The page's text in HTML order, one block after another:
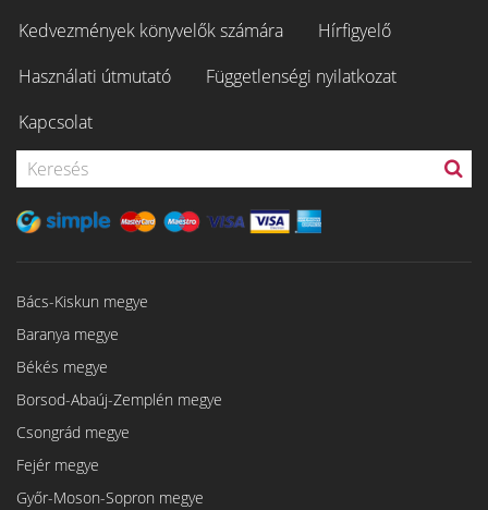
Kedvezmények könyvelők számára
Hírfigyelő
Használati útmutató
Függetlenségi nyilatkozat
Kapcsolat
Bács-Kiskun megye
Baranya megye
Békés megye
Borsod-Abaúj-Zemplén megye
Csongrád megye
Fejér megye
Győr-Moson-Sopron megye